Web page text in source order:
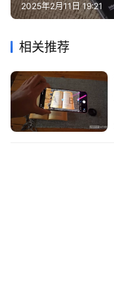
2025年2月11日 19:21
相关推荐